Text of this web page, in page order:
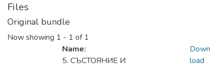
Files
Original bundle
Now showing 1 - 1 of 1
Name:
5. СЪСТОЯНИЕ И
Down
load